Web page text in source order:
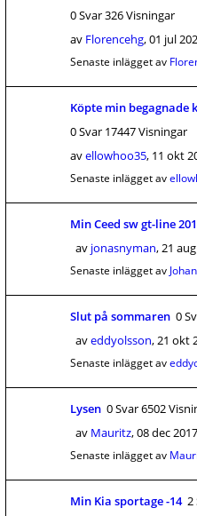
0 Svar 326 Visningar
av Florencehg,01 jul
Senaste inlägget av
Köpte min begagnade
0 Svar 17447 Visningar
avellowhoo35, 11 okt
Senaste inlägget av
Min Ceed sw gt-line
av jonasnyman,21
Senaste inlägget av
Slut på sommaren 0
aveddyolsson,21 okt
Senaste inlägget av
Lysen 0 Svar 6502
av Mauritz,08 dec
Senaste inlägget av
Min Kia sportage -14 2